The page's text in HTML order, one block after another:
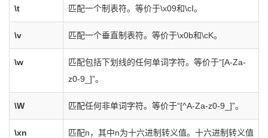
\t 匹配一个制表符。等价于\x09和\cI。
\v 匹配一个垂直制表符。等价于\x0b和\cK。
\w
匹配包括下划线的任何单词字符。等价于“[A-Za-
z0-9_]”。
\W 匹配任何非单词字符。等价于“[^A-Za-z0-9_]”。
\xn
匹配n，其中n为十六进制转义值。十六进制转义值